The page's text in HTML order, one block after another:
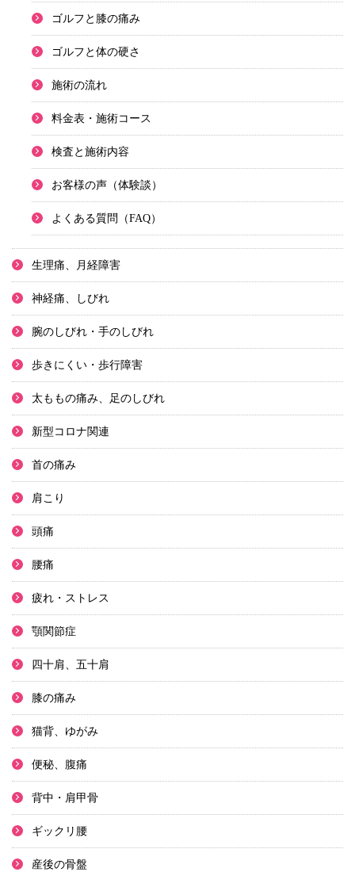
ゴルフと膝の痛み
ゴルフと体の硬さ
施術の流れ
料金表・施術コース
検査と施術内容
お客様の声（体験談）
よくある質問（FAQ）
生理痛、月経障害
神経痛、しびれ
腕のしびれ・手のしびれ
歩きにくい・歩行障害
太ももの痛み、足のしびれ
新型コロナ関連
首の痛み
肩こり
頭痛
腰痛
疲れ・ストレス
顎関節症
四十肩、五十肩
膝の痛み
猫背、ゆがみ
便秘、腹痛
背中・肩甲骨
ギックリ腰
産後の骨盤